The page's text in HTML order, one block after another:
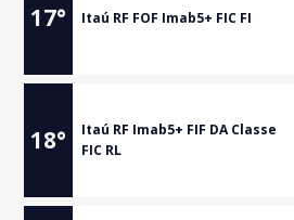
17° Itaú RF FOF Imab5+ FIC FI
18°
Itaú RF Imab5+ FIF DA Classe
FIC RL